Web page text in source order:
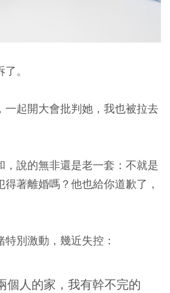
。
一起開大會批判她，我也被拉去
，說的無非還是老一套：不就是
著離婚嗎？他也給你道歉了，
別激動，幾近失控：
個人的家，我有幹不完的